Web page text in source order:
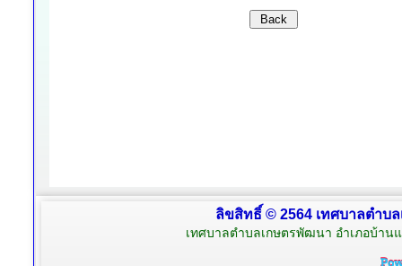
ลิขสิทธิ์ © 2564 เทศบาลตำบ
เทศบาลตำบลเกษตรพัฒนา อำเภอบ้าน